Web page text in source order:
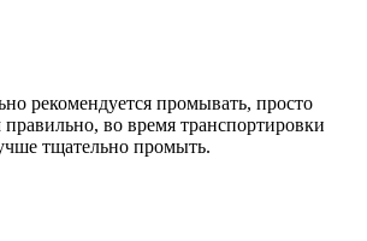
рекомендуется промывать, просто
правильно, во время транспортировки
тщательно промыть.